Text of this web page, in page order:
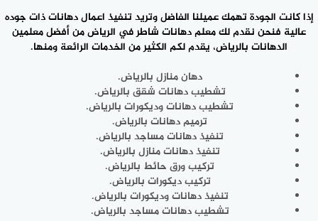
إذا كانت الجودة تهمك عميلنا الفاضل وتريد تنفيذ اعمال دهانات ذات جوده
عالية فنحن نقدم لكمعلم دهانات شاطرفي الرياض من أفضل معلمين
الدهانات بالرياض، يقدم لكم الكثير من الخدمات الرائعة ومنها.
دهان منازل بالرياض.
تشطيب دهانات شقق بالرياض.
تشطيب دهانات وديكورات بالرياض.
ترميم دهانات بالرياض.
تنفيذ دهانات مساجد بالرياض.
تنفيذ دهانات منازل بالرياض.
تركيب ورق حائط بالرياض.
تركيب ديكورات بالرياض.
تنفيذ دهانات وديكورات بالرياض.
تشطيب دهانات مساجد بالرياض.